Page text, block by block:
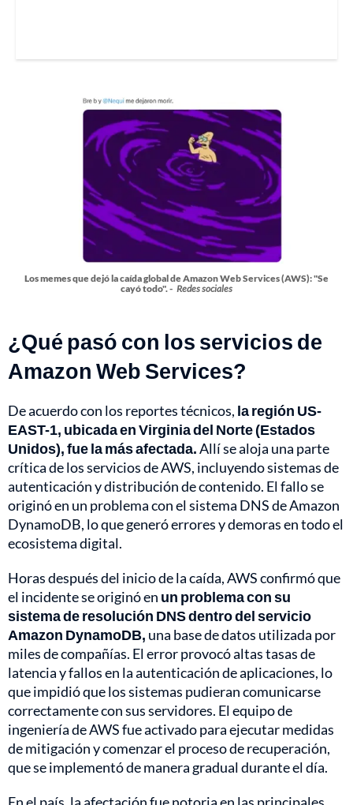
Los memes que dejó la caída global de Amazon Web Services (AWS): "Se
cayó todo". - Redes sociales
¿Qué pasó con los servicios de
Amazon Web Services?
De acuerdo con los reportes técnicos, la región US-
EAST-1, ubicada en Virginia del Norte (Estados
Unidos), fue la más afectada.Allí se aloja una parte
crítica de los servicios de AWS, incluyendo sistemas de
autenticación y distribución de contenido. El fallo se
originó en un problema con el sistema DNS de Amazon
DynamoDB, lo que generó errores y demoras en todo el
ecosistema digital.
Horas después del inicio de la caída, AWS confirmó que
el incidente se originó en un problema con su
sistema de resolución DNS dentro del servicio
Amazon DynamoDB, una base de datos utilizada por
miles de compañías. El error provocó altas tasas de
latencia y fallos en la autenticación de aplicaciones, lo
que impidió que los sistemas pudieran comunicarse
correctamente con sus servidores. El equipo de
ingeniería de AWS fue activado para ejecutar medidas
de mitigación y comenzar el proceso de recuperación,
que se implementó de manera gradual durante el día.